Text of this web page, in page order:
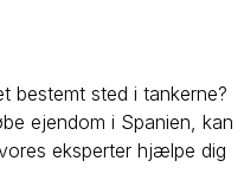
bestemt sted i tankerne?
ejendom i Spanien, kan
eksperter hjælpe dig